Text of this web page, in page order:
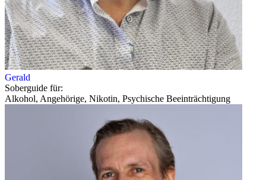
Gerald
Soberguide für:
Alkohol, Angehörige, Nikotin, Psychische Beeinträchtigung